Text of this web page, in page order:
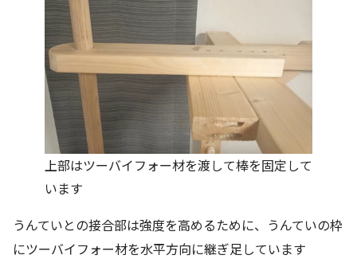
上部はツーバイフォー材を渡して棒を固定して
います
うんていとの接合部は強度を高めるために、うんていの枠
にツーバイフォー材を水平方向に継ぎ足しています